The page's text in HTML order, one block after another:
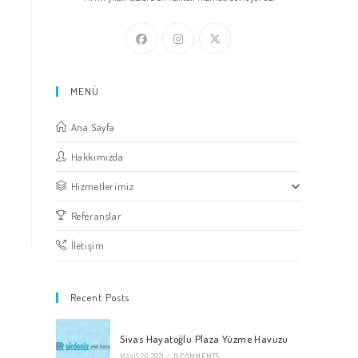
MENÜ
Ana Sayfa
Hakkımızda
Hizmetlerimiz
Referanslar
İletişim
Recent Posts
Sivas Hayatoğlu Plaza Yüzme Havuzu